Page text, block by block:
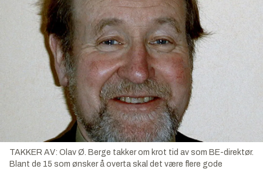
TAKKER AV: Olav Ø. Berge takker om krot tid av som BE-direktør.
Blant de 15 som ønsker å overta skal det være flere gode